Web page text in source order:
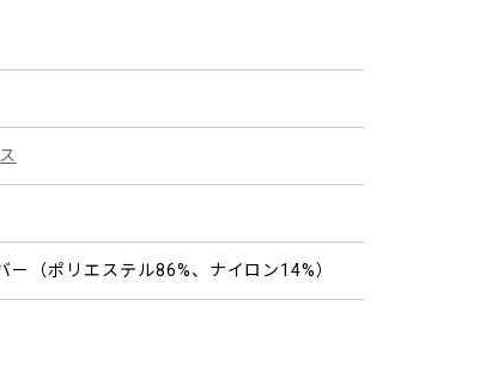
ー（ポリエステル86%、ナイロン14%）